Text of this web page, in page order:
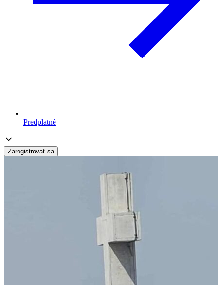
Predplatné
Zaregistrovať sa